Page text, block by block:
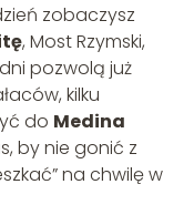
zobaczysz
, Most Rzymski,
pozwolą już
kilku
do Medina
by nie gonić z
na chwilę w